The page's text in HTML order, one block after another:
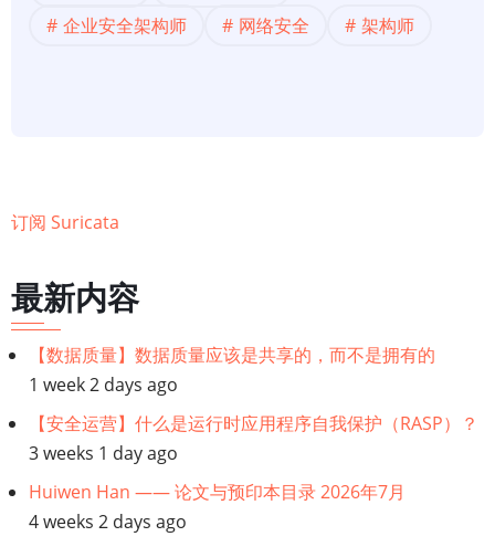
Suricata
表
企业安全架构师
网络安全 架构师
订阅 Suricata
最新内容
【数据质量】数据质量应该是共享的，而不是拥有的
1 week 2 days ago
【安全运营】什么是运行时应用程序自我保护（RASP）？
3 weeks 1 day ago
Huiwen Han —— 论文与预印本目录 2026年7月
4 weeks 2 days ago